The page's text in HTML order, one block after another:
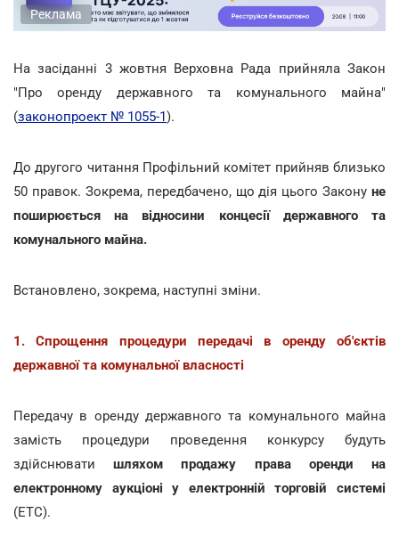
Реклама
На засіданні 3 жовтня Верховна Рада прийняла Закон
"Про оренду державного та комунального майна"
(законопроект № 1055-1).
До другого читання Профільний комітет прийняв близько
50 правок. Зокрема, передбачено, що дія цього Закону не
поширюється на відносини концесії державного та
комунального майна.
Встановлено, зокрема, наступні зміни.
1. Спрощення процедури передачі в оренду об'єктів
державної та комунальної власності
Передачу в оренду державного та комунального майна
замість процедури проведення конкурсу будуть
здійснюватишляхом продажу права оренди на
електронному аукціоні у електронній торговій системі
(ЕТС).